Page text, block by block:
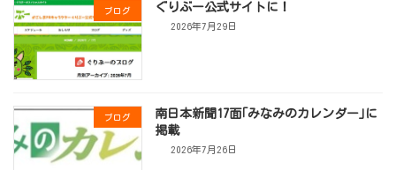
ブログ ぐりぶー公式サイトに！
2026年7月29日
ブログ
南日本新聞17面｢みなみのカレンダー｣に
掲載
2026年7月26日